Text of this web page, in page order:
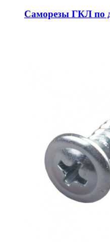
Саморезы ГКЛ по